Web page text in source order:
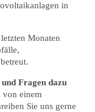
in
Monaten
Fragen dazu
von einem
Sie uns gerne